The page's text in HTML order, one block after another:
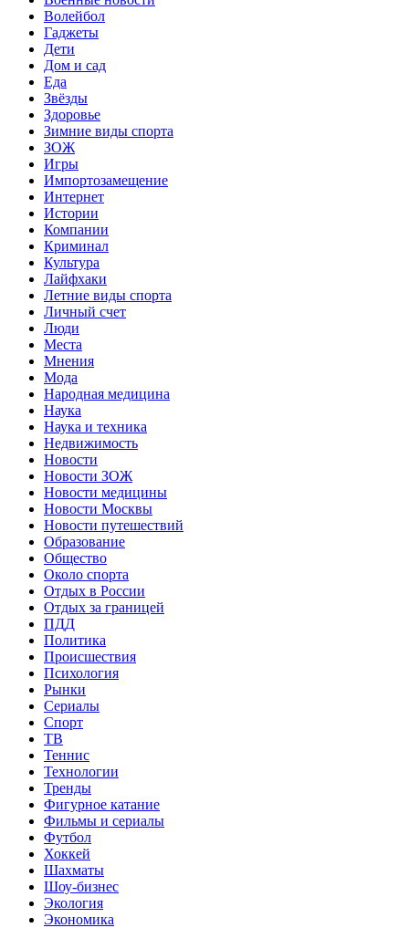
Волейбол
Гаджеты
Дети
Дом и сад
Еда
Звёзды
Здоровье
Зимние виды спорта
ЗОЖ
Игры
Импортозамещение
Интернет
Истории
Компании
Криминал
Культура
Лайфхаки
Летние виды спорта
Личный счет
Люди
Места
Мнения
Мода
Народная медицина
Наука
Наука и техника
Недвижимость
Новости
Новости ЗОЖ
Новости медицины
Новости Москвы
Новости путешествий
Образование
Общество
Около спорта
Отдых в России
Отдых за границей
ПДД
Политика
Происшествия
Психология
Рынки
Сериалы
Спорт
ТВ
Теннис
Технологии
Тренды
Фигурное катание
Фильмы и сериалы
Футбол
Хоккей
Шахматы
Шоу-бизнес
Экология
Экономика